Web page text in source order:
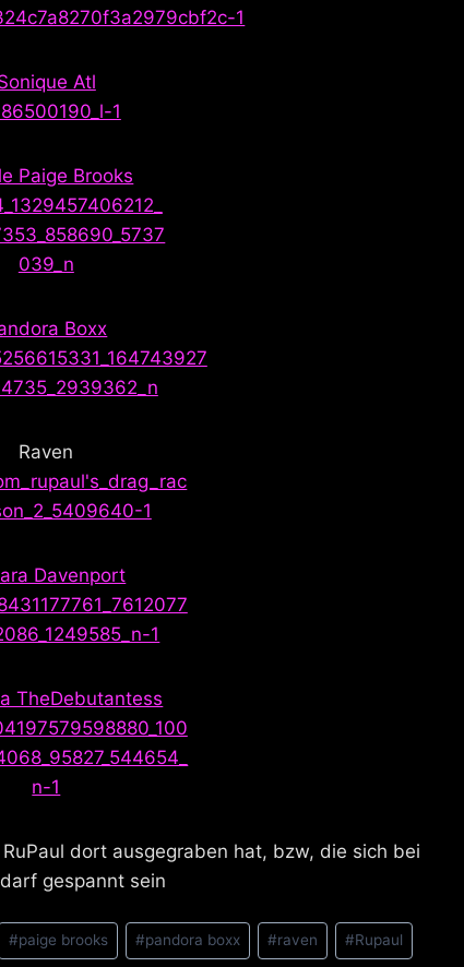
Atl
Paige Brooks
Boxx
Raven
Davenport
TheDebutantess
dort ausgegraben hat, bzw, die sich bei
gespannt sein
#paige brooks #pandora boxx #raven #Rupaul